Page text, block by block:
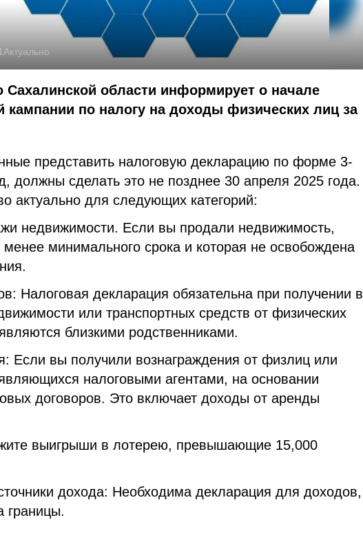
Актуально
области информирует о начале
кампании по налогу на доходы физических лиц за
представить налоговую декларацию по форме 3-
должны сделать это не позднее 30 апреля 2025 года.
актуально для следующих категорий:
недвижимости. Если вы продали недвижимость,
менее минимального срока и которая не освобождена
Налоговая декларация обязательна при получении в
или транспортных средств от физических
близкими родственниками.
Если вы получили вознаграждения от физлиц или
налоговыми агентами, на основании
договоров. Это включает доходы от аренды
выигрыши в лотерею, превышающие 15,000
дохода: Необходима декларация для доходов,
границы.